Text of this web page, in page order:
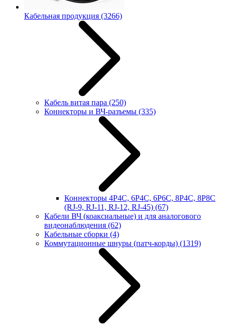
Кабельная продукция (3266)
Кабель витая пара (250)
Коннекторы и ВЧ-разъемы (335)
Коннекторы 4P4C, 6P4C, 6P6C, 8P4C, 8P8C
(RJ-9, RJ-11, RJ-12, RJ-45) (67)
Кабели ВЧ (коаксиальные) и для аналогового
видеонаблюдения (62)
Кабельные сборки (4)
Коммутационные шнуры (патч-корды) (1319)